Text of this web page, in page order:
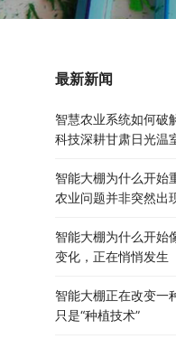
最新新闻
智慧农业系统如何破
科技深耕甘肃日光温
智能大棚为什么开始
农业问题并非突然出
智能大棚为什么开始
变化，正在悄悄发生
智能大棚正在改变一
只是“种植技术”